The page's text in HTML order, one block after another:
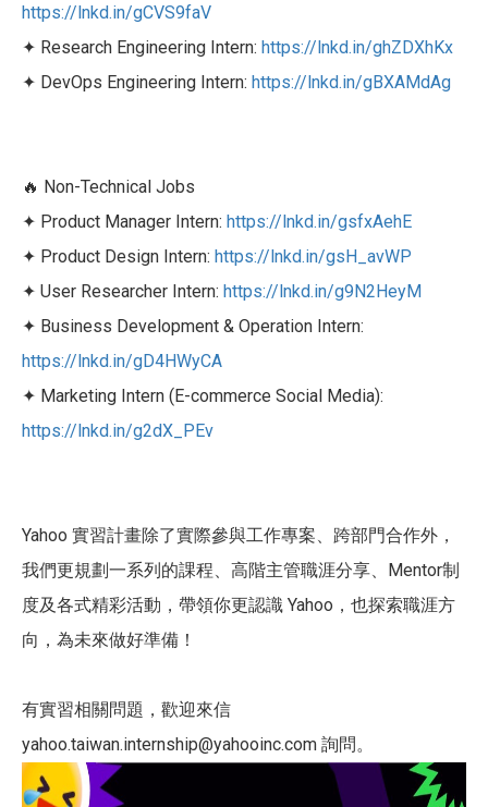
https://lnkd.in/gCVS9faV
✦ Research Engineering Intern: https://lnkd.in/ghZDXhKx
✦ DevOps Engineering Intern: https://lnkd.in/gBXAMdAg
🔥 Non-Technical Jobs
✦ Product Manager Intern: https://lnkd.in/gsfxAehE
✦ Product Design Intern: https://lnkd.in/gsH_avWP
✦ User Researcher Intern: https://lnkd.in/g9N2HeyM
✦ Business Development & Operation Intern:
https://lnkd.in/gD4HWyCA
✦ Marketing Intern (E-commerce Social Media):
https://lnkd.in/g2dX_PEv
Yahoo 實習計畫除了實際參與工作專案、跨部門合作外，
我們更規劃一系列的課程、高階主管職涯分享、Mentor制
度及各式精彩活動，帶領你更認識 Yahoo，也探索職涯方
向，為未來做好準備！
有實習相關問題，歡迎來信
yahoo.taiwan.internship@yahooinc.com 詢問。